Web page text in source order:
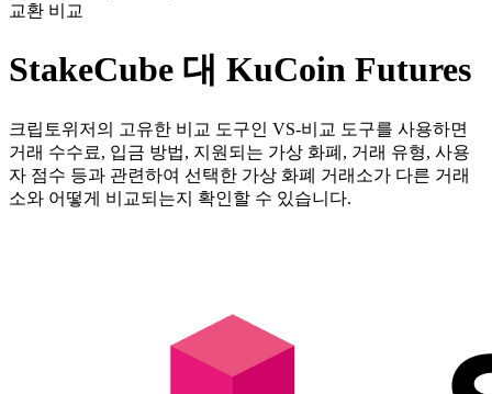
교환 비교
StakeCube 대 KuCoin Futures
크립토위저의 고유한 비교 도구인 VS-비교 도구를 사용하면
거래 수수료, 입금 방법, 지원되는 가상 화폐, 거래 유형, 사용
자 점수 등과 관련하여 선택한 가상 화폐 거래소가 다른 거래
소와 어떻게 비교되는지 확인할 수 있습니다.